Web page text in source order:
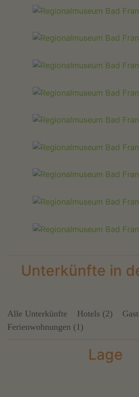
Unterkünfte in
Alle Unterkünfte Hotels (2)
Ferienwohnungen (1)
Lage